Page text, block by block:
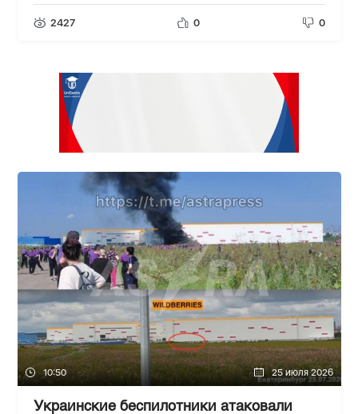
2427 0 0
10:50 25 июля 2026
Украинские беспилотники атаковали